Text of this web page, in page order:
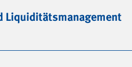
Liquiditätsmanagement